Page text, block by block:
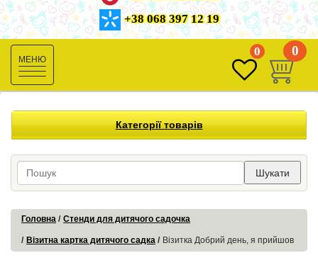
+38 068 397 12 19
Toggle
navigation
0 0
Категорії товарів
Шукати
Головна Стенди для дитячого садочка
Візитна картка дитячого садка Візитка Добрий день, я прийшов